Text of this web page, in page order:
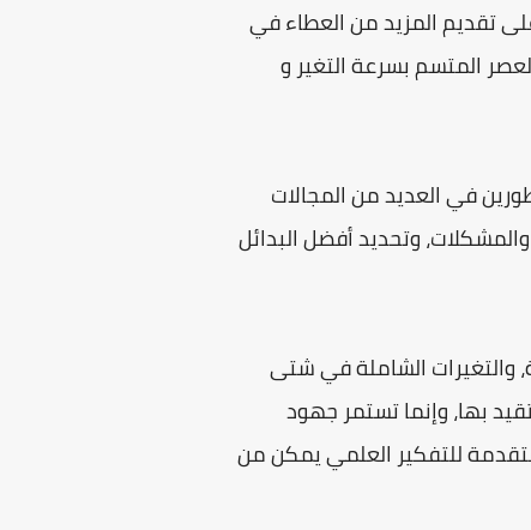
تقديم المزيد من العطاء في
المتسم بسرعة التغير و
في العديد من المجالات
وتحديد أفضل البدائل
والتغيرات الشاملة في شتى
بها، وإنما تستمر جهود
للتفكير العلمي يمكن من